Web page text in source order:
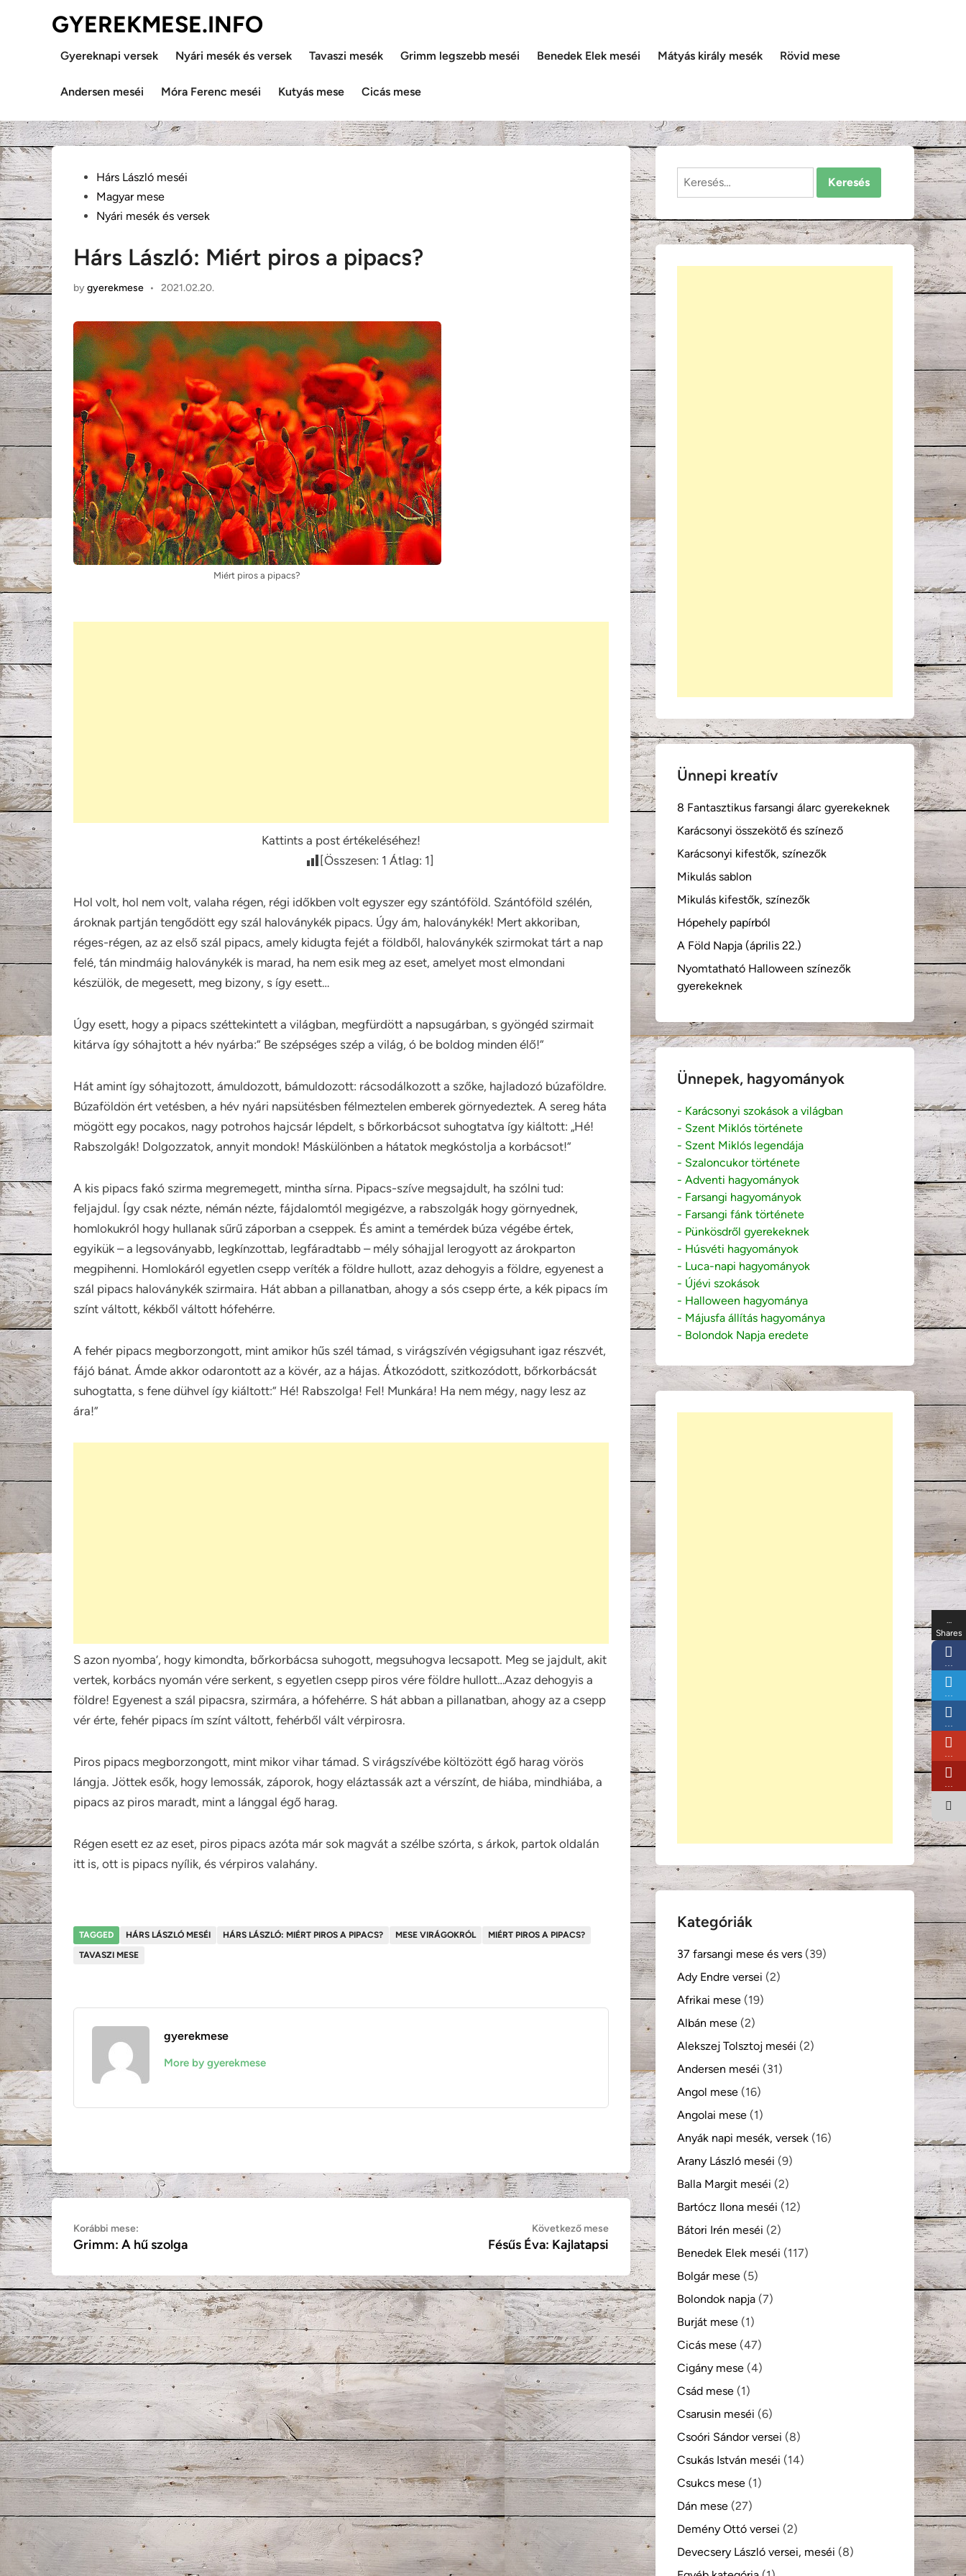
GYEREKMESE.INFO
Gyereknapi versek Nyári mesék és versek Tavaszi mesék Grimm legszebb meséi Benedek Elek meséi Mátyás király mesék Rövid mese
Andersen meséi Móra Ferenc meséi Kutyás mese Cicás mese
PostedHárs László meséi
Magyar mese
Nyári mesék és versek
Hárs László: Miért piros a pipacs?
bygyerekmese • 2021.02.20.
Miért piros a pipacs?
Kattints a post értékeléséhez!
[Összesen: 1 Átlag: 1]
Hol volt, hol nem volt, valaha régen, régi időkben volt egyszer egy szántóföld. Szántóföld szélén,
ároknak partján tengődött egy szál haloványkék pipacs. Úgy ám, haloványkék! Mert akkoriban,
réges-régen, az az első szál pipacs, amely kidugta fejét a földből, haloványkék szirmokat tárt a nap
felé, tán mindmáig haloványkék is marad, ha nem esik meg az eset, amelyet most elmondani
készülök, de megesett, meg bizony, s így esett…
Úgy esett, hogy a pipacs széttekintett a világban, megfürdött a napsugárban, s gyöngéd szirmait
kitárva így sóhajtott a hév nyárba:” Be szépséges szép a világ, ó be boldog minden élő!”
Hát amint így sóhajtozott, ámuldozott, bámuldozott: rácsodálkozott a szőke, hajladozó búzaföldre.
Búzaföldön ért vetésben, a hév nyári napsütésben félmeztelen emberek görnyedeztek. A sereg háta
mögött egy pocakos, nagy potrohos hajcsár lépdelt, s bőrkorbácsot suhogtatva így kiáltott: „Hé!
Rabszolgák! Dolgozzatok, annyit mondok! Máskülönben a hátatok megkóstolja a korbácsot!”
A kis pipacs fakó szirma megremegett, mintha sírna. Pipacs-szíve megsajdult, ha szólni tud:
feljajdul. Így csak nézte, némán nézte, fájdalomtól megigézve, a rabszolgák hogy görnyednek,
homlokukról hogy hullanak sűrű záporban a cseppek. És amint a temérdek búza végébe értek,
egyikük – a legsoványabb, legkínzottab, legfáradtabb – mély sóhajjal lerogyott az árokparton
megpihenni. Homlokáról egyetlen csepp veríték a földre hullott, azaz dehogyis a földre, egyenest a
szál pipacs haloványkék szirmaira. Hát abban a pillanatban, ahogy a sós csepp érte, a kék pipacs ím
színt váltott, kékből váltott hófehérre.
A fehér pipacs megborzongott, mint amikor hűs szél támad, s virágszívén végigsuhant igaz részvét,
fájó bánat. Ámde akkor odarontott az a kövér, az a hájas. Átkozódott, szitkozódott, bőrkorbácsát
suhogtatta, s fene dühvel így kiáltott:” Hé! Rabszolga! Fel! Munkára! Ha nem mégy, nagy lesz az
ára!”
S azon nyomba’, hogy kimondta, bőrkorbácsa suhogott, megsuhogva lecsapott. Meg se jajdult, akit
vertek, korbács nyomán vére serkent, s egyetlen csepp piros vére földre hullott…Azaz dehogyis a
földre! Egyenest a szál pipacsra, szirmára, a hófehérre. S hát abban a pillanatban, ahogy az a csepp
vér érte, fehér pipacs ím színt váltott, fehérből vált vérpirosra.
Piros pipacs megborzongott, mint mikor vihar támad. S virágszívébe költözött égő harag vörös
lángja. Jöttek esők, hogy lemossák, záporok, hogy eláztassák azt a vérszínt, de hiába, mindhiába, a
pipacs az piros maradt, mint a lánggal égő harag.
Régen esett ez az eset, piros pipacs azóta már sok magvát a szélbe szórta, s árkok, partok oldalán
itt is, ott is pipacs nyílik, és vérpiros valahány.
TAGGED HÁRS LÁSZLÓ MESÉI HÁRS LÁSZLÓ: MIÉRT PIROS A PIPACS? MESE VIRÁGOKRÓL
MIÉRT PIROS A PIPACS?
TAVASZI MESE
gyerekmese
More by gyerekmese
Bejegyzés
navigáció
Korábbi mese:
mese:
Grimm: A hű szolga
Következő meseKövetkező
mese:
Fésűs Éva: Kajlatapsi
Keresés:
Ünnepi kreatív
8 Fantasztikus farsangi álarc gyerekeknek
Karácsonyi összekötő és színező
Karácsonyi kifestők, színezők
Mikulás sablon
Mikulás kifestők, színezők
Hópehely papírból
A Föld Napja (április 22.)
Nyomtatható Halloween színezők
gyerekeknek
Ünnepek, hagyományok
- Karácsonyi szokások a világban
- Szent Miklós története
- Szent Miklós legendája
- Szaloncukor története
- Adventi hagyományok
- Farsangi hagyományok
- Farsangi fánk története
- Pünkösdről gyerekeknek
- Húsvéti hagyományok
- Luca-napi hagyományok
- Újévi szokások
- Halloween hagyománya
- Májusfa állítás hagyománya
- Bolondok Napja eredete
Kategóriák
37 farsangi mese és vers (39)
Ady Endre versei (2)
Afrikai mese (19)
Albán mese (2)
Alekszej Tolsztoj meséi (2)
Andersen meséi (31)
Angol mese (16)
Angolai mese (1)
Anyák napi mesék, versek (16)
Arany László meséi (9)
Balla Margit meséi (2)
Bartócz Ilona meséi (12)
Bátori Irén meséi (2)
Benedek Elek meséi (117)
Bolgár mese (5)
Bolondok napja (7)
Burját mese (1)
Cicás mese (47)
Cigány mese (4)
Csád mese (1)
Csarusin meséi (6)
Csoóri Sándor versei (8)
Csukás István meséi (14)
Csukcs mese (1)
Dán mese (27)
Demény Ottó versei (2)
Devecsery László versei, meséi (8)
…
Shares
…
…
…
…
…